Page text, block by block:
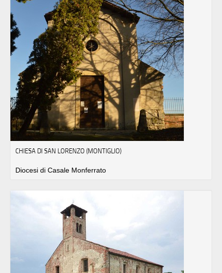
CHIESA DI SAN LORENZO (MONTIGLIO)
Diocesi di Casale Monferrato